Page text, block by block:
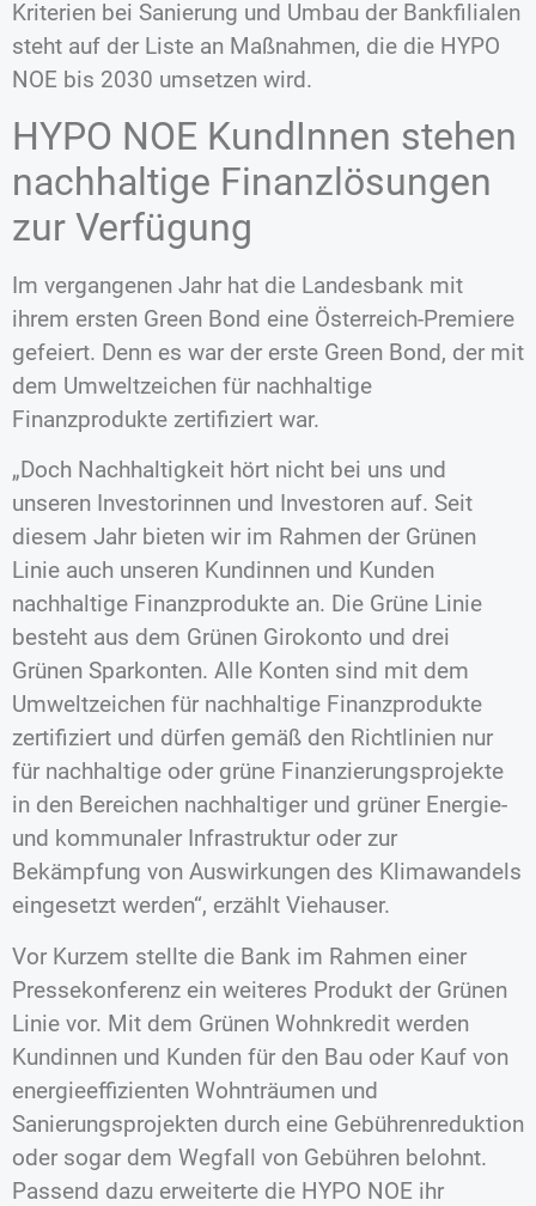
Kriterien bei Sanierung und Umbau der Bankfilialen
steht auf der Liste an Maßnahmen, die die HYPO
NOE bis 2030 umsetzen wird.
HYPO NOE KundInnen stehen
nachhaltige Finanzlösungen
zur Verfügung
Im vergangenen Jahr hat die Landesbank mit
ihrem ersten Green Bond eine Österreich-Premiere
gefeiert. Denn es war der erste Green Bond, der mit
dem Umweltzeichen für nachhaltige
Finanzprodukte zertifiziert war.
„Doch Nachhaltigkeit hört nicht bei uns und
unseren Investorinnen und Investoren auf. Seit
diesem Jahr bieten wir im Rahmen der Grünen
Linie auch unseren Kundinnen und Kunden
nachhaltige Finanzprodukte an. Die Grüne Linie
besteht aus dem Grünen Girokonto und drei
Grünen Sparkonten. Alle Konten sind mit dem
Umweltzeichen für nachhaltige Finanzprodukte
zertifiziert und dürfen gemäß den Richtlinien nur
für nachhaltige oder grüne Finanzierungsprojekte
in den Bereichen nachhaltiger und grüner Energie-
und kommunaler Infrastruktur oder zur
Bekämpfung von Auswirkungen des Klimawandels
eingesetzt werden“, erzählt Viehauser.
Vor Kurzem stellte die Bank im Rahmen einer
Pressekonferenz ein weiteres Produkt der Grünen
Linie vor. Mit dem Grünen Wohnkredit werden
Kundinnen und Kunden für den Bau oder Kauf von
energieeffizienten Wohnträumen und
Sanierungsprojekten durch eine Gebührenreduktion
oder sogar dem Wegfall von Gebühren belohnt.
Passend dazu erweiterte die HYPO NOE ihr